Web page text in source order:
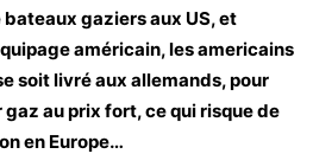
bateaux gaziers aux US, et
américain, les americains
soit livré aux allemands, pour
au prix fort, ce qui risque de
en Europe…